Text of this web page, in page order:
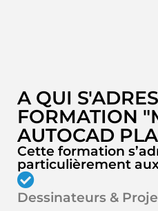
A QUI
FORMATION
AUTOCAD
Cette formation
particulièrement
Dessinateurs &